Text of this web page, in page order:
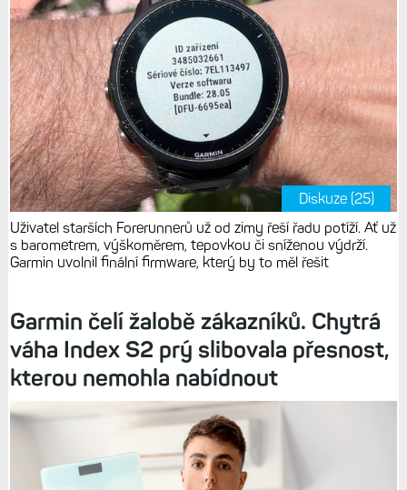
Diskuze (25)
Uživatel starších Forerunnerů už od zimy řeší řadu potíží. Ať už
s barometrem, výškoměrem, tepovkou či sníženou výdrží.
Garmin uvolnil finální firmware, který by to měl řešit
Garmin čelí žalobě zákazníků. Chytrá
váha Index S2 prý slibovala přesnost,
kterou nemohla nabídnout